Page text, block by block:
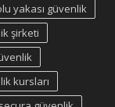
yakası güvenlik
şirketi
kursları